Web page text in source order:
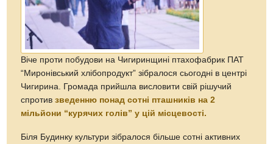
Віче проти побудови на Чигиринщині птахофабрик ПАТ
“Миронівський хлібопродукт” зібралося сьогодні в центрі
Чигирина. Громада прийшла висловити свій рішучий
спротивзведенню понад сотні пташників на 2
мільйони “курячих голів” у цій місцевості.
Біля Будинку культури зібралося більше сотні активних